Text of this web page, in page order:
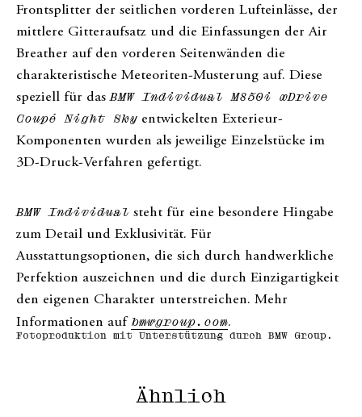
Frontsplitter der seitlichen vorderen Lufteinlässe, der
mittlere Gitteraufsatz und die Einfassungen der Air
Breather auf den vorderen Seitenwänden die
charakteristische Meteoriten-Musterung auf. Diese
speziell für dasBMW Individual M850i xDrive
Coupé Night Sky entwickelten Exterieur-
Komponenten wurden als jeweilige Einzelstücke im
3D-Druck-Verfahren gefertigt.
BMW Individual steht für eine besondere Hingabe
zum Detail und Exklusivität. Für
Ausstattungsoptionen, die sich durch handwerkliche
Perfektion auszeichnen und die durch Einzigartigkeit
den eigenen Charakter unterstreichen. Mehr
Informationen auf bmwgroup.com.
Fotoproduktion mit Unterstützung durch BMW Group.
Ähnlich